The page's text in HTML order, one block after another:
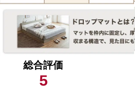
総合評価
5